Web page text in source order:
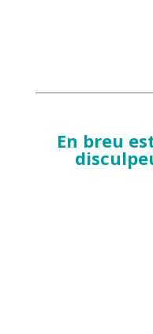
En breu